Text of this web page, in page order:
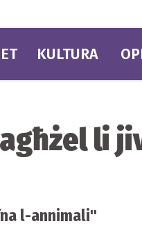
KULTURA
li
l-annimali"